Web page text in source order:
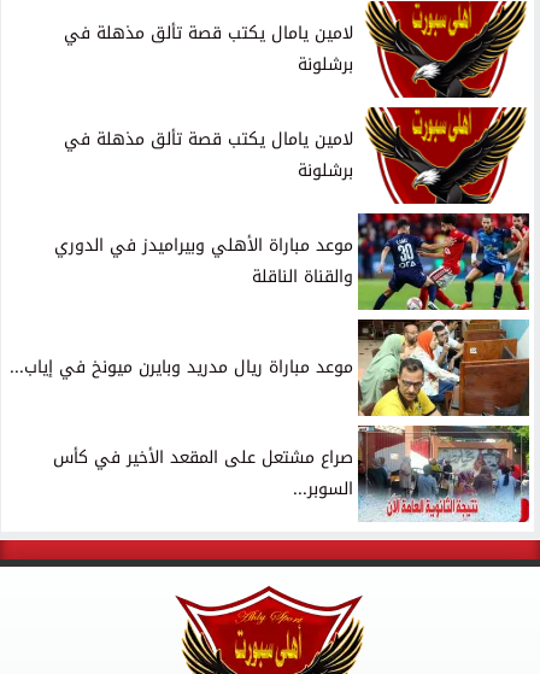
لامين يامال يكتب قصة تألق مذهلة في
برشلونة
لامين يامال يكتب قصة تألق مذهلة في
برشلونة
موعد مباراة الأهلي وبيراميدز في الدوري
والقناة الناقلة
موعد مباراة ريال مدريد وبايرن ميونخ في إياب...
صراع مشتعل على المقعد الأخير في كأس
السوبر...